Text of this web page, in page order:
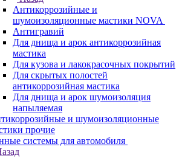
Антикоррозийные и
шумоизоляционные мастики NOVA
Антигравий
Для днища и арок антикоррозийная
мастика
Для кузова и лакокрасочных покрытий
Для скрытых полостей
антикоррозийная мастика
Для днища и арок шумоизоляция
напыляемая
и шумоизоляционные
прочие
системы для автомобиля